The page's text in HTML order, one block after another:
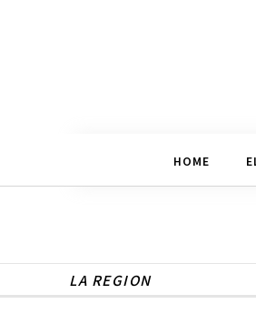
HOME
LA REGION